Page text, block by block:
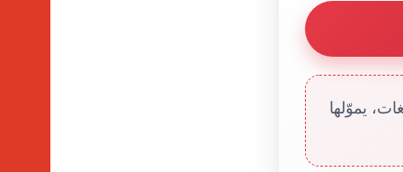
يموّلها